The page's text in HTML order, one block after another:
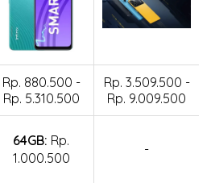
Rp. 880.500 -
Rp. 5.310.500
Rp. 3.509.500 -
Rp. 9.009.500
64GB: Rp.
1.000.500
-